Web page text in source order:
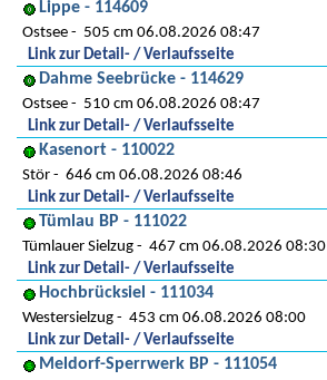
Lippe - 114609
Ostsee
505 cm 06.08.2026 08:47
Link zur Detail- / Verlaufsseite
Dahme Seebrücke - 114629
Ostsee
510 cm 06.08.2026 08:47
Link zur Detail- / Verlaufsseite
Kasenort - 110022
Stör
646 cm 06.08.2026 08:46
Link zur Detail- / Verlaufsseite
Tümlau BP - 111022
Tümlauer Sielzug
467 cm 06.08.2026 08:30
Link zur Detail- / Verlaufsseite
Hochbrücksiel - 111034
Westersielzug
453 cm 06.08.2026 08:00
Link zur Detail- / Verlaufsseite
Meldorf-Sperrwerk BP - 111054